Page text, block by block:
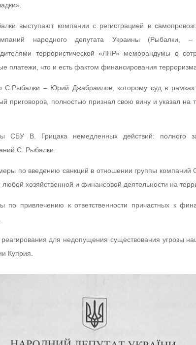
выступают компании с регистрацией в
народного депутата Украины (Рыбалки,
террористической «ЛНР» меморандумы о
платежи, что и есть фактом финансирования
С.Рыбалки – Юрий Джабраилов, которому суд в
приговоров, полностью признал свою вину и указал на
СБУ В. Грицака немедленных действий: полного
С. Рыбалки.
по введению санкций в отношении группы компаний
хозяйственной и финансовой деятельности на
привлечению к ответственности причастных к
для недопущения существования угрозы
Куприя.